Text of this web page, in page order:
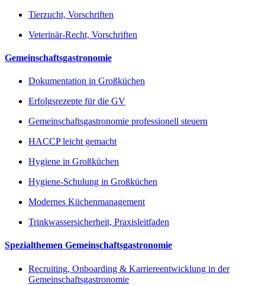
Tierzucht, Vorschriften
Veterinär-Recht, Vorschriften
Gemeinschaftsgastronomie
Dokumentation in Großküchen
Erfolgsrezepte für die GV
Gemeinschaftsgastronomie professionell steuern
HACCP leicht gemacht
Hygiene in Großküchen
Hygiene-Schulung in Großküchen
Modernes Küchenmanagement
Trinkwassersicherheit, Praxisleitfaden
Spezialthemen Gemeinschaftsgastronomie
Recruiting, Onboarding & Karriereentwicklung in der
Gemeinschaftsgastronomie